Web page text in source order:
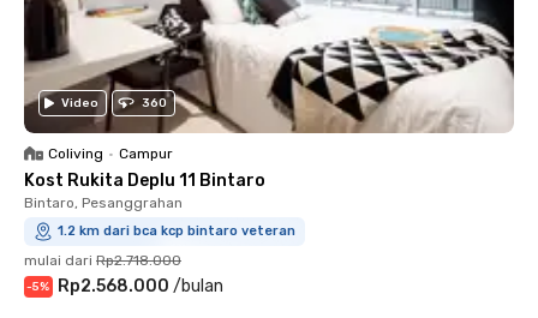
Video 360
Coliving • Campur
Kost Rukita Deplu 11 Bintaro
Bintaro, Pesanggrahan
1.2 km dari bca kcp bintaro veteran
mulai dari Rp2.718.000
-5% Rp2.568.000 /bulan